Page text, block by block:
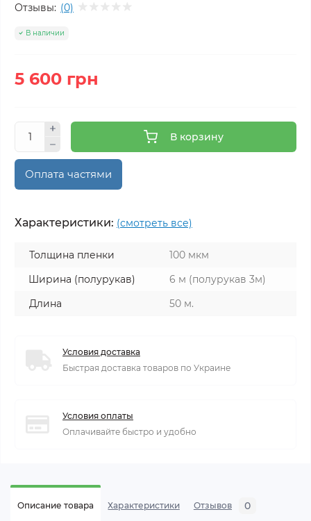
Отзывы: (0)
В наличии
5 600 грн
В корзину
Оплата частями
Характеристики: (смотреть все)
Толщина пленки
100 мкм
Ширина (полурукав)
6 м (полурукав 3м)
Длина
50 м.
Условия доставка
Быстрая доставка товаров по Украине
Условия оплаты
Оплачивайте быстро и удобно
Описание товара Характеристики Отзывов 0